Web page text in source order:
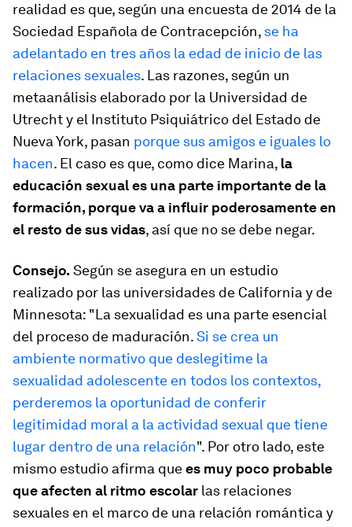
realidad es que, según una encuesta de 2014 de la
Sociedad Española de Contracepción, se ha
adelantado en tres años la edad de inicio de las
relaciones sexuales. Las razones, según un
metaanálisis elaborado por la Universidad de
Utrecht y el Instituto Psiquiátrico del Estado de
Nueva York, pasan porque sus amigos e iguales lo
hacen. El caso es que, como dice Marina, la
educación sexual es una parte importante de la
formación, porque va a influir poderosamente en
el resto de sus vidas, así que no se debe negar.
Consejo. Según se asegura en un estudio
realizado por las universidades de California y de
Minnesota: "La sexualidad es una parte esencial
del proceso de maduración.Si se crea un
ambiente normativo que deslegitime la
sexualidad adolescente en todos los contextos,
perderemos la oportunidad de conferir
legitimidad moral a la actividad sexual que tiene
lugar dentro de una relación". Por otro lado, este
mismo estudio afirma quees muy poco probable
que afecten al ritmo escolar las relaciones
sexuales en el marco de una relación romántica y